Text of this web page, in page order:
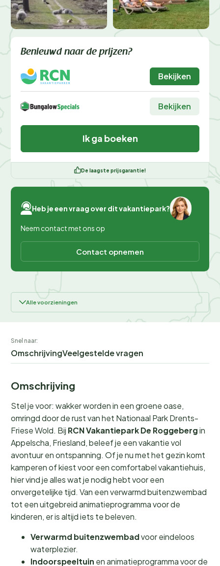
Benieuwd naar de prijzen?
Bekijken
Bekijken
Ik ga boeken
De laagste prijsgarantie!
Heb je een vraag over dit vakantiepark?
Neem contact met ons op
Contact opnemen
Alle voorzieningen
Snel naar:
OmschrijvingVeelgestelde vragen
Omschrijving
Stel je voor: wakker worden in een groene oase,
omringd door de rust van het Nationaal Park Drents-
Friese Wold. Bij RCN Vakantiepark De Roggebergin
Appelscha, Friesland, beleef je een vakantie vol
avontuur en ontspanning. Of je nu met het gezin komt
kamperen of kiest voor een comfortabel vakantiehuis,
hier vind je alles wat je nodig hebt voor een
onvergetelijke tijd. Van een verwarmd buitenzwembad
tot een uitgebreid animatieprogramma voor de
kinderen, er is altijd iets te beleven.
Verwarmd buitenzwembadvoor eindeloos
waterplezier.
Indoorspeeltuin en animatieprogramma voor de